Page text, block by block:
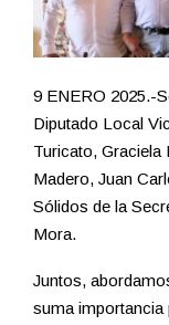
9 ENERO 2025.-
Diputado Local
Turicato, Graciela
Madero, Juan
Sólidos de la
Mora.
Juntos,
suma importancia